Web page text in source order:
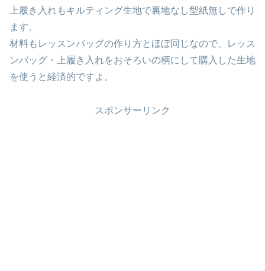
上履き入れもキルティング生地で裏地なし型紙無しで作り
ます。
材料もレッスンバッグの作り方とほぼ同じなので、レッス
ンバッグ・上履き入れをおそろいの柄にして購入した生地
を使うと経済的ですよ。
スポンサーリンク